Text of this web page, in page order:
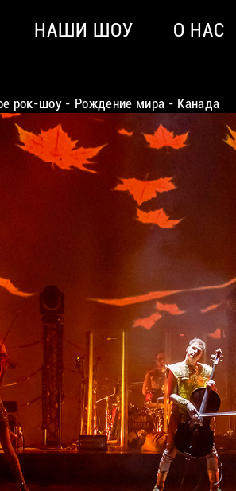
НАШИ ШОУ О НАС
рок-шоу - Рождение мира - Канада